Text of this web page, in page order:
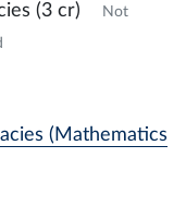
(3 cr)
Not
(Mathematics